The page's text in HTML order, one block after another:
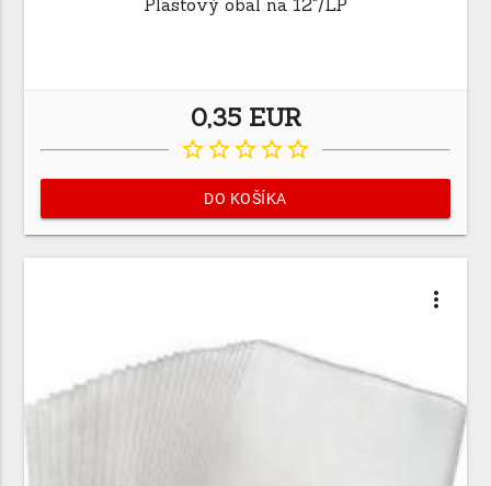
Plastový obal na 12"/LP
0,35 EUR
star_borderstar_borderstar_borderstar_borderstar_border
DO KOŠÍKA
more_vert